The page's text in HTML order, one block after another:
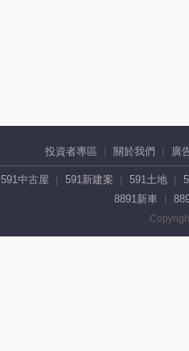
投資者專區 關於我們 廣
591中古屋 591新建案 591土地
8891新車